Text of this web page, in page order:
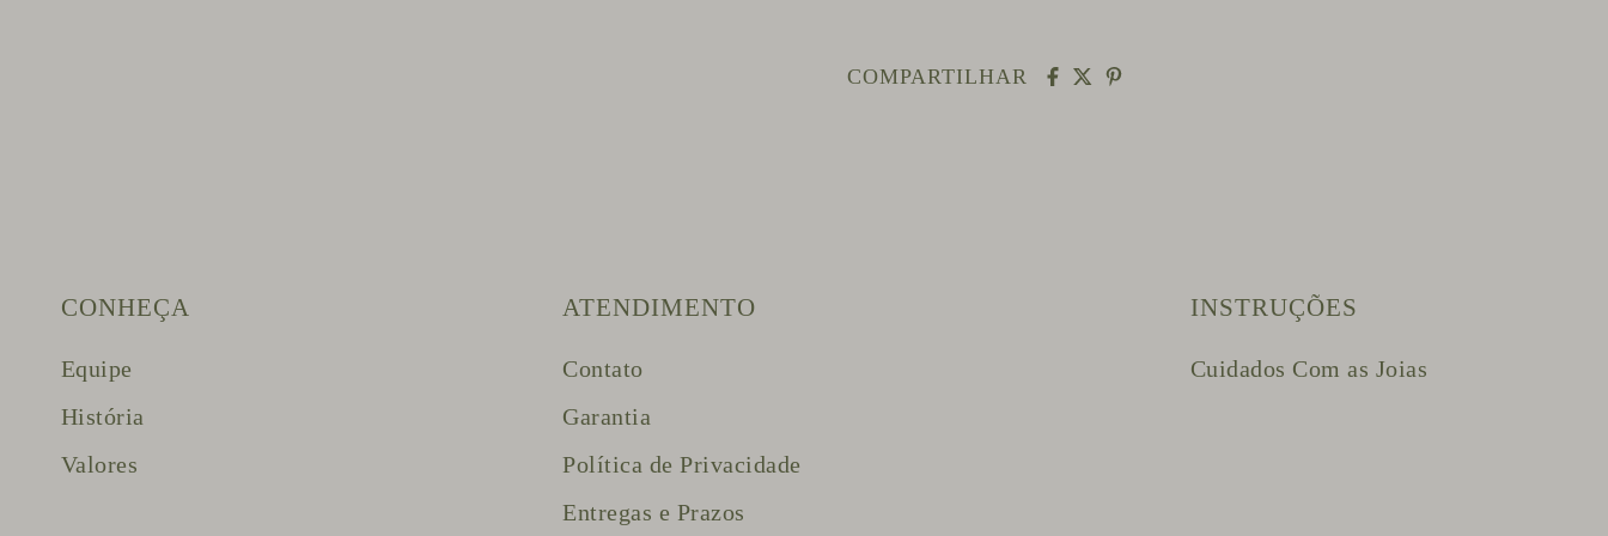
COMPARTILHAR
CONHEÇA
Equipe
História
Valores
ATENDIMENTO
Contato
Garantia
Política de Privacidade
Entregas e Prazos
INSTRUÇÕES
Cuidados Com as Joias